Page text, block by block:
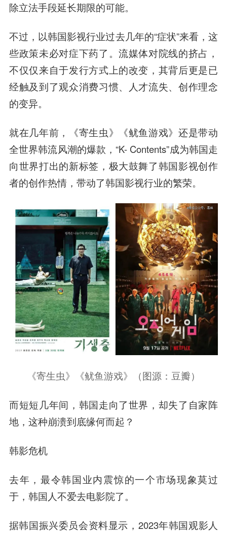
除立法手段延长期限的可能。
不过，以韩国影视行业过去几年的“症状”来看，这
些政策未必对症下药了。流媒体对院线的挤占，
不仅仅来自于发行方式上的改变，其背后更是已
经触及到了观众消费习惯、人才流失、创作理念
的变异。
就在几年前，《寄生虫》《鱿鱼游戏》还是带动
全世界韩流风潮的爆款，“K- Contents”成为韩国走
向世界打出的新标签，极大鼓舞了韩国影视创作
者的创作热情，带动了韩国影视行业的繁荣。
《寄生虫》《鱿鱼游戏》（图源：豆瓣）
而短短几年间，韩国走向了世界，却失了自家阵
地，这种崩溃到底缘何而起？
韩影危机
去年，最令韩国业内震惊的一个市场现象莫过
于，韩国人不爱去电影院了。
据韩国振兴委员会资料显示，2023年韩国观影人